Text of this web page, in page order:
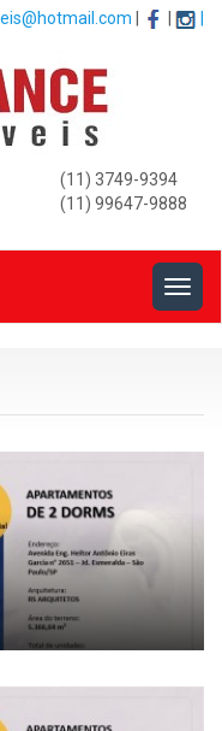
(11) 3749-9394
(11) 99647-9888